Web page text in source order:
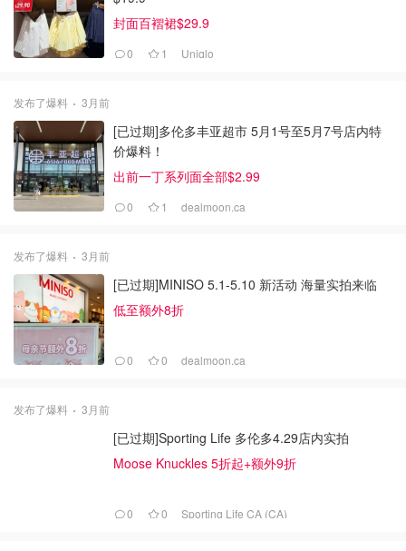
封面百褶裙$29.9
0 1 Uniqlo
发布了爆料 3月前
[已过期]多伦多丰亚超市 5月1号至5月7号店内特
价爆料！
出前一丁系列面全部$2.99
0 1 dealmoon.ca
发布了爆料 3月前
[已过期]MINISO 5.1-5.10 新活动 海量实拍来临
低至额外8折
0 0 dealmoon.ca
发布了爆料 3月前
[已过期]Sporting Life 多伦多4.29店内实拍
Moose Knuckles 5折起+额外9折
0 0 Sporting Life CA (CA)